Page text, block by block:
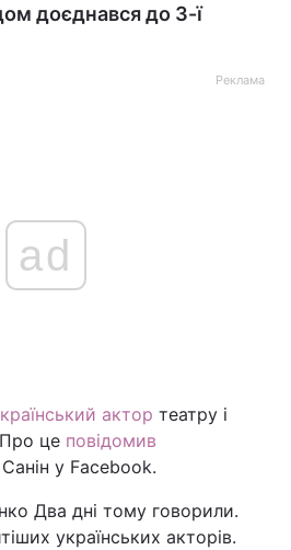
Війна
Світ
доєднався до 3-ї
Реклама
ad
актор театру і
Про це повідомив
у Facebook.
Два дні тому говорили.
українських акторів.